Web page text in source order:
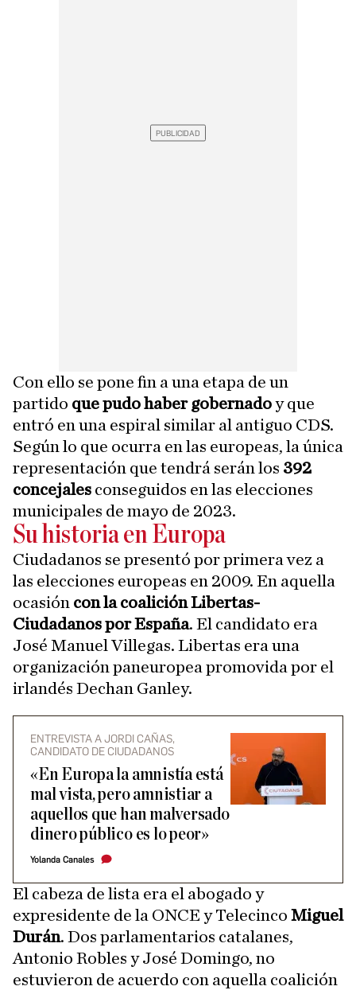
Con ello se pone fin a una etapa de un
partido que pudo haber gobernadoy que
entró en una espiral similar al antiguo CDS.
Según lo que ocurra en las europeas, la única
representación que tendrá serán los 392
concejales conseguidos en las elecciones
municipales de mayo de 2023.
Su historia en Europa
Ciudadanos se presentó por primera vez a
las elecciones europeas en 2009. En aquella
ocasión con la coalición Libertas-
Ciudadanos por España. El candidato era
José Manuel Villegas. Libertas era una
organización paneuropea promovida por el
irlandés Dechan Ganley.
ENTREVISTA A JORDI CAÑAS,
CANDIDATO DE CIUDADANOS
«En Europa la amnistía está
mal vista, pero amnistiar a
aquellos que han malversado
dinero público es lo peor»
Yolanda Canales
El cabeza de lista era el abogado y
expresidente de la ONCE y Telecinco Miguel
Durán. Dos parlamentarios catalanes,
Antonio Robles y José Domingo, no
estuvieron de acuerdo con aquella coalición